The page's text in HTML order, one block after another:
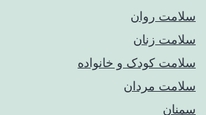
سلامت روان
سلامت زنان
سلامت کودک‌ و خانواده
سلامت مردان
سمنان